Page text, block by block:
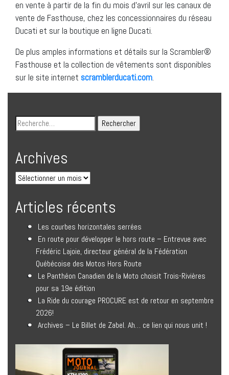
en vente à partir de la fin du mois d’avril sur les canaux de
vente de Fasthouse, chez les concessionnaires du réseau
Ducati et sur la boutique en ligne Ducati.
De plus amples informations et détails sur la Scrambler®
Fasthouse et la collection de vêtements sont disponibles
sur le site internet scramblerducati.com.
Archives
Articles récents
Les courbes horizontales serrées
En route pour développer le hors route – Entrevue avec
Frédéric Lajoie, directeur général de la Fédération
Québécoise des Motos Hors Route
Le Panthéon Canadien de la Moto choisit Trois-Rivières
pour sa 19e édition
La Ride du courage PROCURE est de retour en septembre
2026!
Archives – Le Billet de Zabel. Ah… ce lien qui nous unit !